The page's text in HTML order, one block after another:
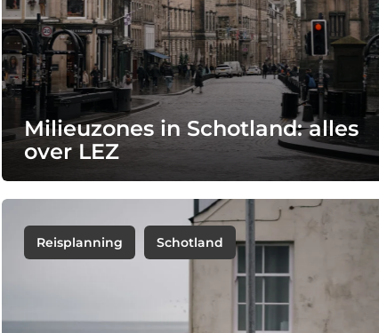
Milieuzones in Schotland: alles
over LEZ
Reisplanning Schotland